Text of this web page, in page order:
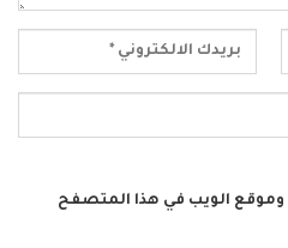
وموقع الويب في هذا المتصفح